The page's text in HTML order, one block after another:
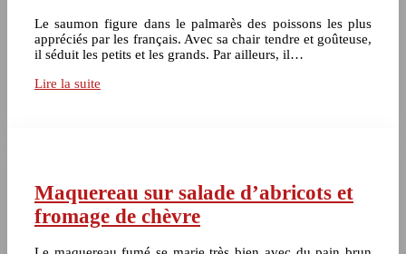
Le saumon figure dans le palmarès des poissons les plus
appréciés par les français. Avec sa chair tendre et goûteuse,
il séduit les petits et les grands. Par ailleurs, il…
Lire la suite
Maquereau sur salade d’abricots et
fromage de chèvre